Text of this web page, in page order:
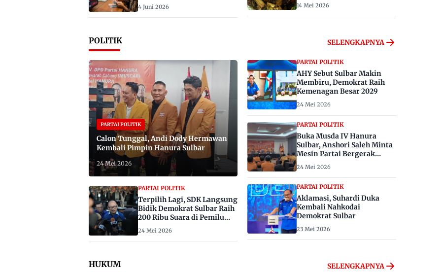
4 Juni 2026 14 Mei 2026
POLITIK SELENGKAPNYA
PARTAI POLITIK
Calon Tunggal, Andi Dody Hermawan
Kembali Pimpin Hanura Sulbar
24 Mei 2026
PARTAI POLITIK
Terpilih Lagi, SDK Langsung
Bidik Demokrat Sulbar Raih
200 Ribu Suara di Pemilu
2029
24 Mei 2026
PARTAI POLITIK
AHY Sebut Sulbar Makin
Membiru, Demokrat Raih
Kemenagan Besar 2029
24 Mei 2026
PARTAI POLITIK
Buka Musda IV Hanura
Sulbar, Anshori Saleh Minta
Mesin Partai Bergerak
24 Mei 2026
PARTAI POLITIK
Aklamasi, Suhardi Duka
Kembali Nahkodai
Demokrat Sulbar
23 Mei 2026
HUKUM SELENGKAPNYA